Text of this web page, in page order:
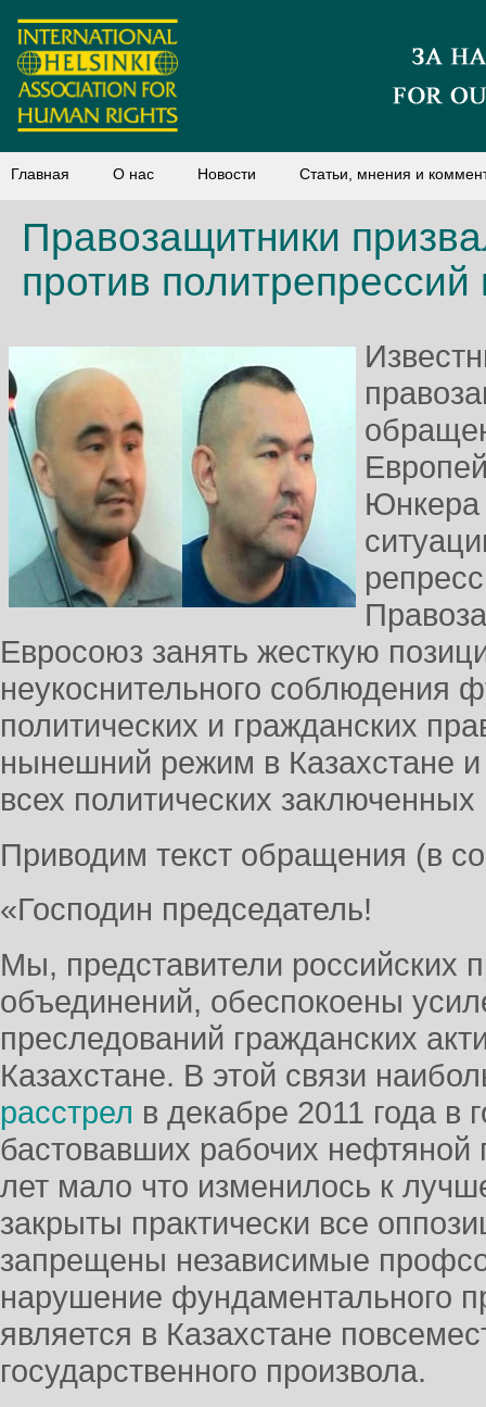
Главная О нас Новости Статьи, мнения и
Правозащитники
против политрепрессий
Юнкера
Евросоюз занять жесткую
неукоснительного соблюдения
политических и гражданских
нынешний режим в Казахстане
всех политических заключенных
Приводим текст обращения (в
«Господин председатель!
Мы, представители российских
объединений, обеспокоены
преследований гражданских
Казахстане. В этой связи
расстрел в декабре 2011 года в
бастовавших рабочих
лет мало что изменилось к
закрыты практически все
запрещены независимые
нарушение фундаментального
является в Казахстане
государственного произвола.